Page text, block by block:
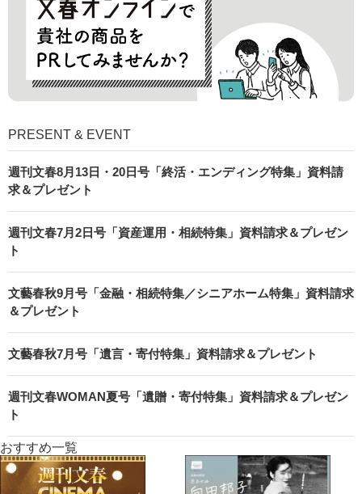
PRESENT & EVENT
週刊文春8月13日・20日号「終活・エンディング特集」資料請
求＆プレゼント
週刊文春7月2日号「資産運用・相続特集」資料請求＆プレゼン
ト
文藝春秋9月号「金融・相続特集／シニアホーム特集」資料請求
＆プレゼント
文藝春秋7月号「遺言・寄付特集」資料請求＆プレゼント
週刊文春WOMAN夏号「遺贈・寄付特集」資料請求＆プレゼン
ト
おすすめ一覧